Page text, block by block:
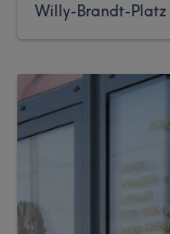
Willy-Brandt-